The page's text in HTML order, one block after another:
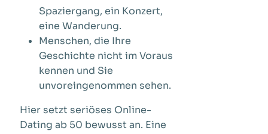
Spaziergang, ein Konzert,
eine Wanderung.
Menschen, die Ihre
Geschichte nicht im Voraus
kennen und Sie
unvoreingenommen sehen.
Hier setzt seriöses Online-
Dating ab 50 bewusst an. Eine